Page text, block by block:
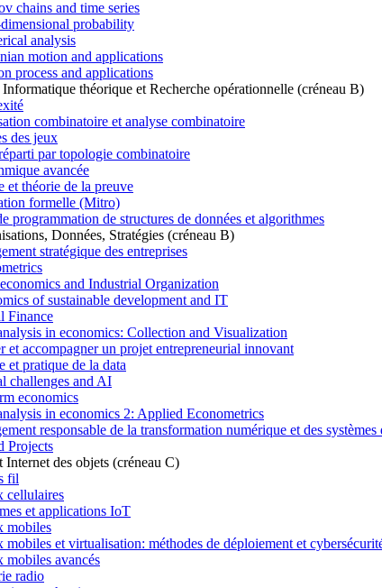
chains and time series
probability
analysis
motion and applications
process and applications
théorique et Recherche opérationnelle (créneau B)
combinatoire et analyse combinatoire
des jeux
par topologie combinatoire
avancée
et théorie de la preuve
formelle (Mitro)
programmation de structures de données et algorithmes
Données, Stratégies (créneau B)
stratégique des entreprises
and Industrial Organization
of sustainable development and IT
Finance
in economics: Collection and Visualization
et accompagner un projet entrepreneurial innovant
et pratique de la data
challenges and AI
economics
in economics 2: Applied Econometrics
responsable de la transformation numérique et des
Projects
des objets (créneau C)
fil
cellulaires
et applications IoT
mobiles
mobiles et virtualisation: méthodes de déploiement et
mobiles avancés
radio